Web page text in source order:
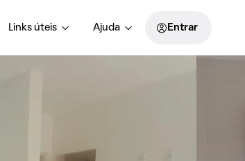
Links úteis Ajuda Entrar